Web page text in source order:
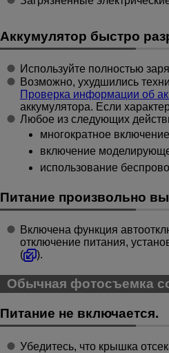
Аккумулятор быстро
Используйте полностью
Возможно, ухудшились
Проверка информации об
аккумулятора. Если
Любое из следующих
многократное
включение
использование
Питание произвольно
Включена функция
отключение питания,
(
).
Обычная фотосъемка
Питание не включается.
Убедитесь, что крышка